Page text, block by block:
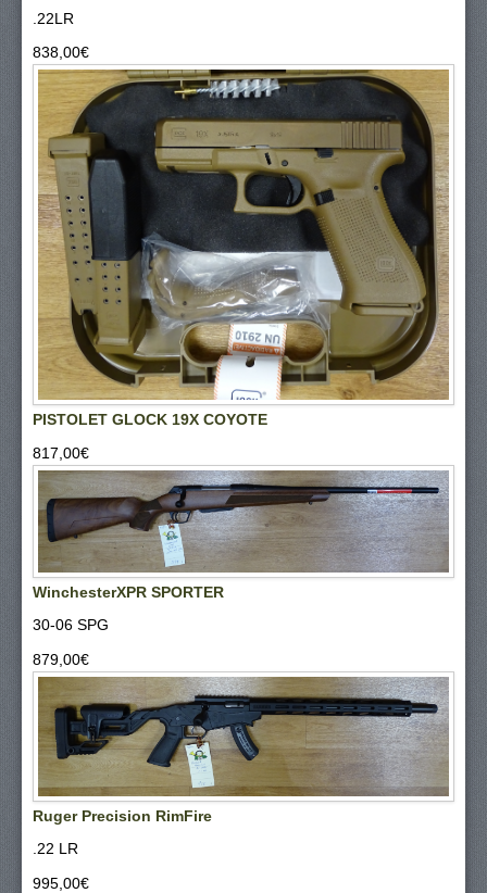
.22LR
838,00‎€
PISTOLET GLOCK 19X COYOTE
817,00‎€
WinchesterXPR SPORTER
30-06 SPG
879,00‎€
Ruger Precision RimFire
.22 LR
995,00‎€